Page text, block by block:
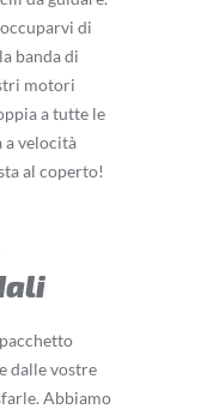
di
banda di
motori
a tutte le
a velocità
al coperto!
dalle vostre
Abbiamo